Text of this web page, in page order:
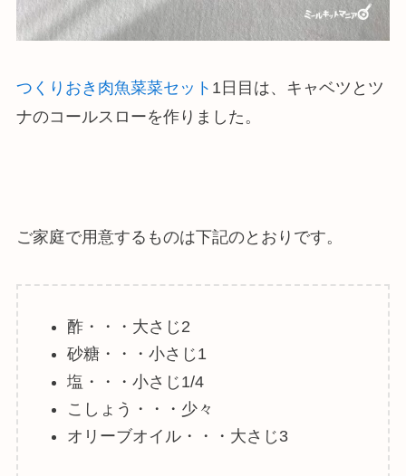
つくりおき肉魚菜菜セット 1日目は、キャベツとツ
ナのコールスローを作りました。
ご家庭で用意するものは下記のとおりです。
酢・・・大さじ2
砂糖・・・小さじ1
塩・・・小さじ1/4
こしょう・・・少々
オリーブオイル・・・大さじ3